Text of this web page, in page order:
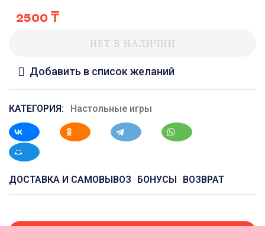
2500₸
НЕТ В НАЛИЧИИ
Добавить в список желаний
КАТЕГОРИЯ: Настольные игры
ДОСТАВКА И САМОВЫВОЗ БОНУСЫ ВОЗВРАТ